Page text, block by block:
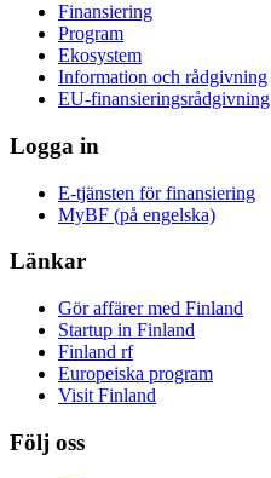
Finansiering
Program
Ekosystem
Information och rådgivning
EU-finansieringsrådgivning
Logga in
E-tjänsten för finansiering
MyBF (på engelska)
Länkar
Gör affärer med Finland
Startup in Finland
Finland rf
Europeiska program
Visit Finland
Följ oss